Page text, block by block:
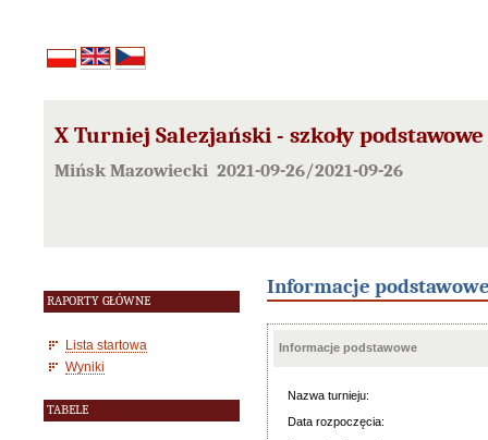
X Turniej Salezjański - szkoły podstawowe
Mińsk Mazowiecki 2021-09-26/2021-09-26
RAPORTY GŁÓWNE
Lista startowa
Wyniki
TABELE
Informacje
Informacje podstawowe
Nazwa turnieju:
Data rozpoczęcia: